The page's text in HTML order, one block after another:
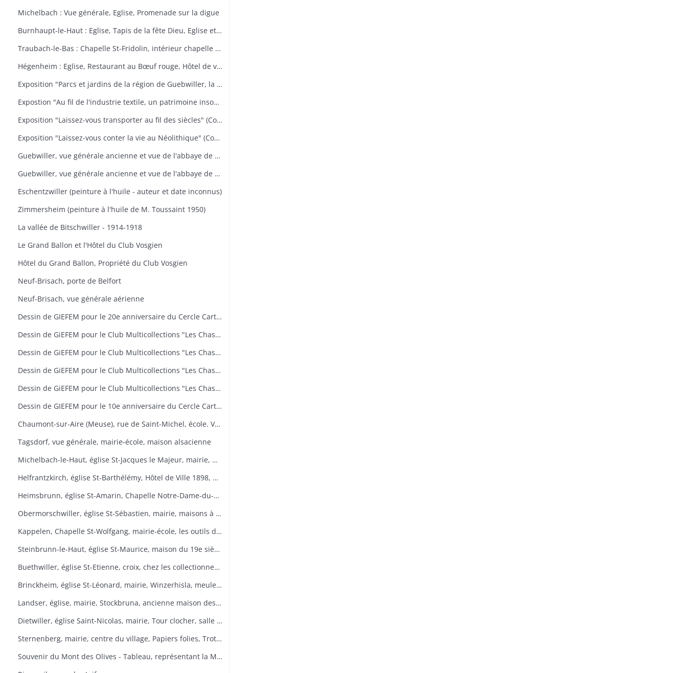
Michelbach : Vue générale, Eglise, Promenade sur la digue
Burnhaupt-le-Haut : Eglise, Tapis de la fête Dieu, Eglise et école, Office de la fête Dieu
Traubach-le-Bas : Chapelle St-Fridolin, intérieur chapelle et tableau, Ecole, rue principale
Hégenheim : Eglise, Restaurant au Bœuf rouge, Hôtel de ville, décors floraux
Exposition "Parcs et jardins de la région de Guebwiller, la culture d'un patrimoine florissant" (Communauté de Communes de la Région de Guebwiller, du 15 octobre 2010 au 31 janvier 2011)
Expostion "Au fil de l'industrie textile, un patrimoine insoupçonné" (Communauté de Communes de la Région de Guebwiller, du 11 septembre au 30 octobre 2009)
Exposition "Laissez-vous transporter au fil des siècles" (Communauté de Communes de la Région de Guebwiller, du 26 octobre 2012 au 19 janvier 2013)
Exposition "Laissez-vous conter la vie au Néolithique" (Communauté de Communes de la Région de Guebwiller, du 14 octobre 2011 au 26 janvier 2012)
Guebwiller, vue générale ancienne et vue de l'abbaye de Murbach.
Guebwiller, vue générale ancienne et vue de l'abbaye de Murbach.
Eschentzwiller (peinture à l'huile - auteur et date inconnus)
Zimmersheim (peinture à l'huile de M. Toussaint 1950)
La vallée de Bitschwiller - 1914-1918
Le Grand Ballon et l'Hôtel du Club Vosgien
Hôtel du Grand Ballon, Propriété du Club Vosgien
Neuf-Brisach, porte de Belfort
Neuf-Brisach, vue générale aérienne
Dessin de GIEFEM pour le 20e anniversaire du Cercle Cartophile de Thann et de la Vallée de la Thur. 25-26 novembre 2006. carte n° 17
Dessin de GiEFEM pour le Club Multicollections "Les Chasseurs d'Images", Mulhouse. Carte n° 19 : "50 ans de carnaval à Mulhouse
Dessin de GiEFEM pour le Club Multicollections "Les Chasseurs d'Images", Mulhouse. Carte n° 20 : "L'univers de Tintin
Dessin de GiEFEM pour le Club Multicollections "Les Chasseurs d'Images", Mulhouse. Carte n° 17 : "Nounours a Cent ans
Dessin de GiEFEM pour le Club Multicollections "Les Chasseurs d'Images". Mulhouse. Carte n° 15
Dessin de GIEFEM pour le 10e anniversaire du Cercle Cartophile de Thann et de la Vallée de la Thur. Novembre 1997
Chaumont-sur-Aire (Meuse), rue de Saint-Michel, école. Vue d'une carte postale pour l'exposition de cartes postales anciennes (11 octobre 2009)
Tagsdorf, vue générale, mairie-école, maison alsacienne
Michelbach-le-Haut, église St-Jacques le Majeur, mairie, maison 1832, fontaine, fête du pain
Helfrantzkirch, église St-Barthélémy, Hôtel de Ville 1898, maison alsacienne
Heimsbrunn, église St-Amarin, Chapelle Notre-Dame-du-Chêne, Maison Ste-Anne, mairie
Obermorschwiller, église St-Sébastien, mairie, maisons à colombages
Kappelen, Chapelle St-Wolfgang, mairie-école, les outils d'antan, chez le collectionneur de tracteurs
Steinbrunn-le-Haut, église St-Maurice, maison du 19e siècle, vue générale
Buethwiller, église St-Etienne, croix, chez les collectionneurs
Brinckheim, église St-Léonard, mairie, Winzerhisla, meule 1597, moulin
Landser, église, mairie, Stockbruna, ancienne maison des sœurs, Monastère St-Alphonse
Dietwiller, église Saint-Nicolas, mairie, Tour clocher, salle des fêtes
Sternenberg, mairie, centre du village, Papiers folies, Trotta Hisla
Souvenir du Mont des Olives - Tableau, représentant la Mort, à l'entrée du dortoir peint par Père M. Joseph (Baron de Géramb, général autrichien, mort en 1848 comme procurateur des Trappistes).